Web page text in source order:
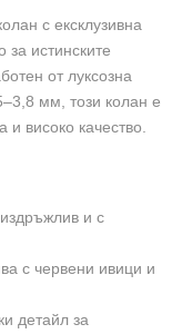
с ексклузивна
истинските
от луксозна
мм, този колан е
високо качество.
и с
с червени ивици и
детайл за